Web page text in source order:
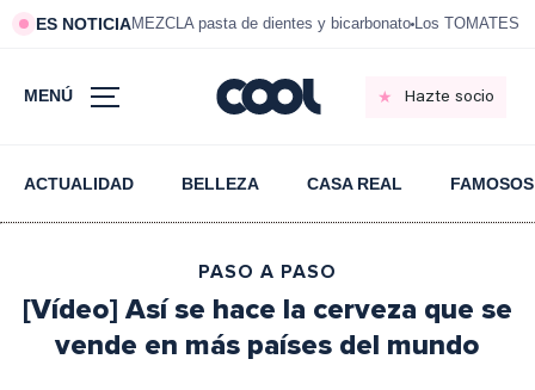
ES NOTICIAMEZCLA pasta de dientes y bicarbonato Los TOMATES
MENÚ Hazte socio
ACTUALIDAD BELLEZA CASA REAL FAMOSOS
PASO A PASO
[Vídeo] Así se hace la cerveza que se
vende en más países del mundo